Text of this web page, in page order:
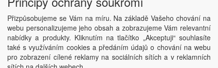
Ochrana osobních údajů
Kontakt
Losování účtenek
Aktuality
Nastavení soukromí
Přizpůsobujeme se Vám na míru. Na základě Vašeho chování na
webu personalizujeme jeho obsah a zobrazujeme Vám relevantní
nabídky a produkty. Kliknutím na tlačítko „Akceptuji“ souhlasíte
také s využíváním cookies a předáním údajů o chování na webu
pro zobrazení cílené reklamy na sociálních sítích a v reklamních